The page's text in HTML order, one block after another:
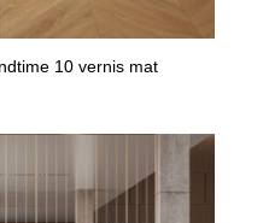
10 vernis mat